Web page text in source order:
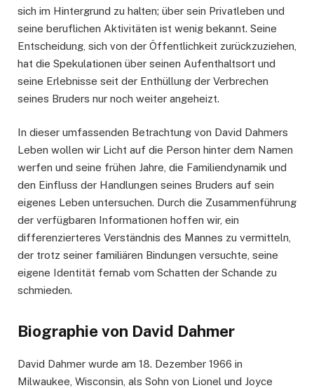
sich im Hintergrund zu halten; über sein Privatleben und
seine beruflichen Aktivitäten ist wenig bekannt. Seine
Entscheidung, sich von der Öffentlichkeit zurückzuziehen,
hat die Spekulationen über seinen Aufenthaltsort und
seine Erlebnisse seit der Enthüllung der Verbrechen
seines Bruders nur noch weiter angeheizt.
In dieser umfassenden Betrachtung von David Dahmers
Leben wollen wir Licht auf die Person hinter dem Namen
werfen und seine frühen Jahre, die Familiendynamik und
den Einfluss der Handlungen seines Bruders auf sein
eigenes Leben untersuchen. Durch die Zusammenführung
der verfügbaren Informationen hoffen wir, ein
differenzierteres Verständnis des Mannes zu vermitteln,
der trotz seiner familiären Bindungen versuchte, seine
eigene Identität fernab vom Schatten der Schande zu
schmieden.
Biographie von David Dahmer
David Dahmer wurde am 18. Dezember 1966 in
Milwaukee, Wisconsin, als Sohn von Lionel und Joyce